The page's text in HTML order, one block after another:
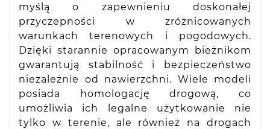
myślą o zapewnieniu doskonałej
przyczepności w zróżnicowanych
warunkach terenowych i pogodowych.
Dzięki starannie opracowanym bieżnikom
gwarantują stabilność i bezpieczeństwo
niezależnie od nawierzchni. Wiele modeli
posiada homologację drogową, co
umożliwia ich legalne użytkowanie nie
tylko w terenie, ale również na drogach